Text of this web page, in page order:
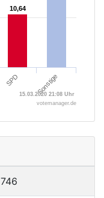
10,64
10,64
SPD Sonstige
15.03.2020 21:08 Uhr
votemanager.de
746